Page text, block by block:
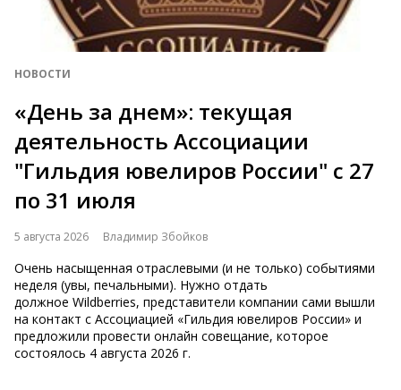
НОВОСТИ
«День за днем»: текущая
деятельность Ассоциации
"Гильдия ювелиров России" с 27
по 31 июля
5 августа 2026 Владимир Збойков
Очень насыщенная отраслевыми (и не только) событиями
неделя (увы, печальными). Нужно отдать
должное Wildberries, представители компании сами вышли
на контакт с Ассоциацией «Гильдия ювелиров России» и
предложили провести онлайн совещание, которое
состоялось 4 августа 2026 г.